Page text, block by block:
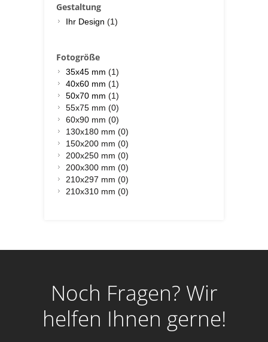
Gestaltung
Ihr Design (1)
Fotogröße
35x45 mm (1)
40x60 mm (1)
50x70 mm (1)
55x75 mm (0)
60x90 mm (0)
130x180 mm (0)
150x200 mm (0)
200x250 mm (0)
200x300 mm (0)
210x297 mm (0)
210x310 mm (0)
Noch Fragen? Wir
helfen Ihnen gerne!